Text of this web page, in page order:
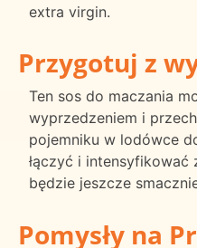
extra virgin.
Przygotuj z
Ten sos do maczania
wyprzedzeniem i
pojemniku w lodówce
łączyć i intensyfikować
będzie jeszcze
Pomysły na